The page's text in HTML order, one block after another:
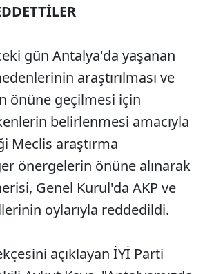
gün Antalya'da yaşanan
araştırılması ve
önüne geçilmesi için
belirlenmesi amacıyla
Meclis araştırma
önergelerin önüne alınarak
Genel Kurul'da AKP ve
oylarıyla reddedildi.
açıklayan İYİ Parti